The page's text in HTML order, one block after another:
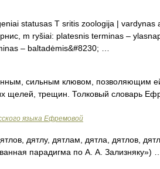
statusas T sritis zoologija | vardynas
m ryšiai: platesnis terminas –
– baltadėmis&#8230; …
сильным клювом, позволяющим ей
щелей, трещин. Толковый словарь
языка Ефремовой
дятлу, дятлам, дятла, дятлов,
парадигма по А. А. Зализняку») …